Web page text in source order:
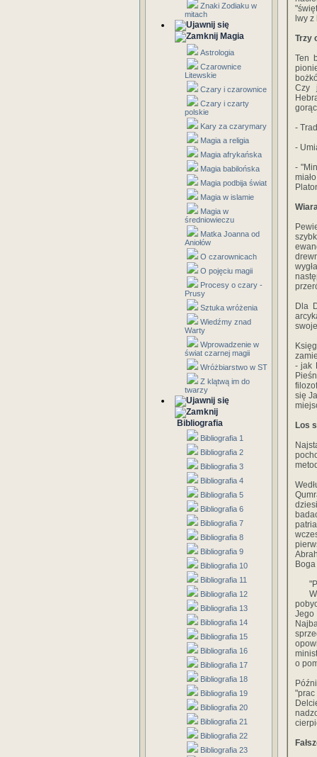
Znaki Zodiaku w
mitach
Magia
Astrologia
Czarownice
Litewskie
Czary i czarownice
Czary i czarty
polskie
Kary za czarymary
Magia a religia
Magia afrykańska
Magia babilońska
Magia podbija świat
Magia w islamie
Magia w
średniowieczu
Matka Joanna od
Aniołów
O czarownicach
O pojęciu magii
Procesy o czary -
Prusy
Sztuka wróżenia
Wiedźmy znad
Warty
Wprowadzenie w
świat czarnej magii
Wróżbiarstwo w ST
Z klątwą im do
twarzy
Bibliografia
Bibliografia 1
Bibliografia 2
Bibliografia 3
Bibliografia 4
Bibliografia 5
Bibliografia 6
Bibliografia 7
Bibliografia 8
Bibliografia 9
Bibliografia 10
Bibliografia 11
Bibliografia 12
Bibliografia 13
Bibliografia 14
Bibliografia 15
Bibliografia 16
Bibliografia 17
Bibliografia 18
Bibliografia 19
Bibliografia 20
Bibliografia 21
Bibliografia 22
Bibliografia 23
lwy
Trzy
Ten
Czy
-
-
-
Dla
- jak
się
Los
o